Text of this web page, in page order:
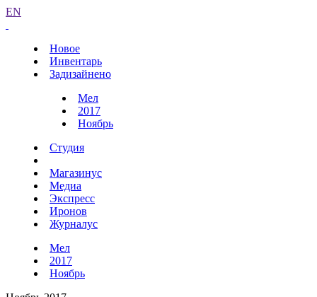
EN
Новое
Инвентарь
Задизайнено
Мел
2017
Ноябрь
Студия
Магазинус
Медиа
Экспресс
Иронов
Журналус
Мел
2017
Ноябрь